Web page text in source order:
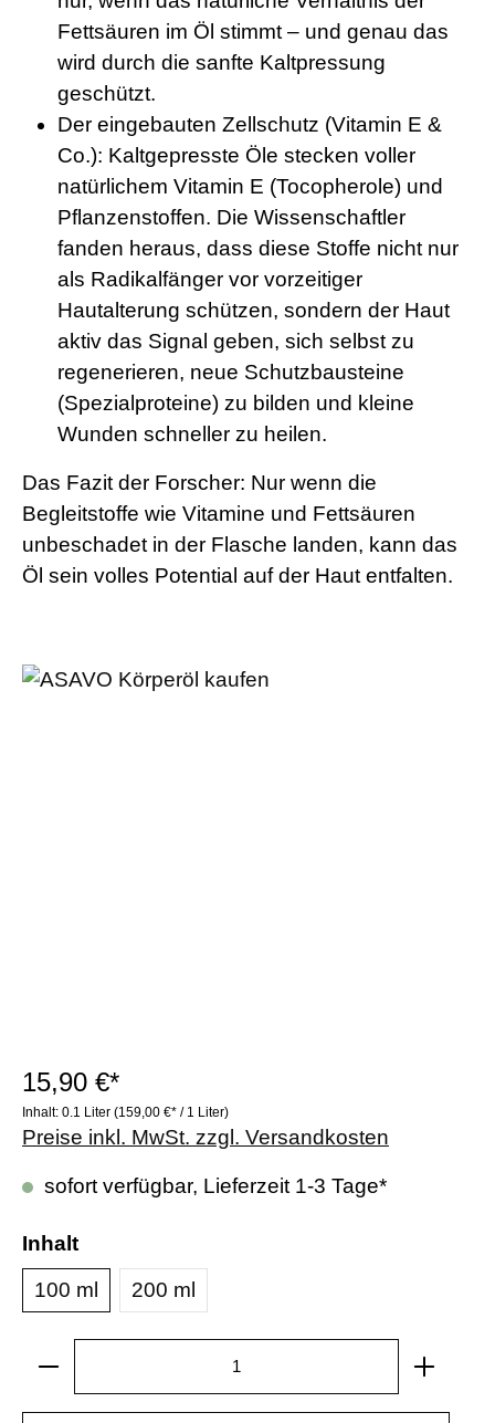
Fettsäuren im Öl stimmt – und genau das
wird durch die sanfte Kaltpressung
geschützt.
Der eingebauten Zellschutz (Vitamin E &
Co.): Kaltgepresste Öle stecken voller
natürlichem Vitamin E (Tocopherole) und
Pflanzenstoffen. Die Wissenschaftler
fanden heraus, dass diese Stoffe nicht nur
als Radikalfänger vor vorzeitiger
Hautalterung schützen, sondern der Haut
aktiv das Signal geben, sich selbst zu
regenerieren, neue Schutzbausteine
(Spezialproteine) zu bilden und kleine
Wunden schneller zu heilen.
Das Fazit der Forscher: Nur wenn die
Begleitstoffe wie Vitamine und Fettsäuren
unbeschadet in der Flasche landen, kann das
Öl sein volles Potential auf der Haut entfalten.
15,90 €*
Inhalt: 0.1 Liter (159,00 €* / 1 Liter)
Preise inkl. MwSt. zzgl. Versandkosten
sofort verfügbar, Lieferzeit 1-3 Tage*
Inhalt
100 ml
200 ml